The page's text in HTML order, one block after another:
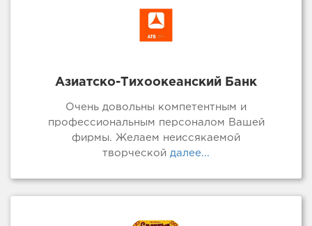
Азиатско-Тихоокеанский Банк
Очень довольны компетентным и
профессиональным персоналом Вашей
фирмы. Желаем неиссякаемой
творческой далее...